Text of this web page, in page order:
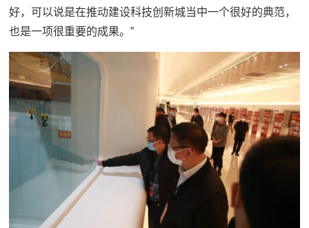
好，可以说是在推动建设科技创新城当中一个很好的典范，
也是一项很重要的成果。”